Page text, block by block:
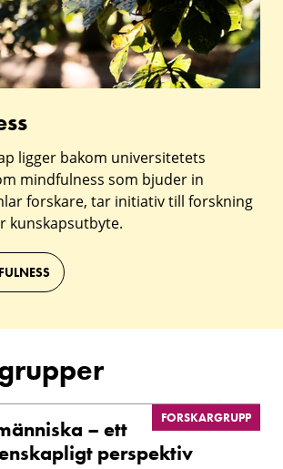
ligger bakom universitetets
mindfulness som bjuder in
forskare, tar initiativ till forskning
kunskapsutbyte.
FORSKARGRUPP
– ett
perspektiv